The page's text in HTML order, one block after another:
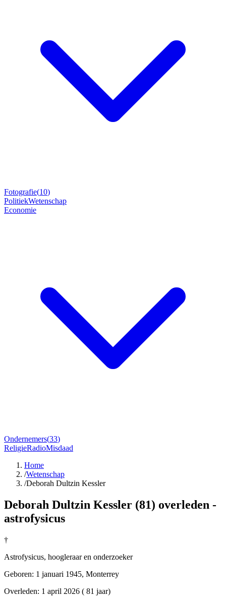
Fotografie(10)
PolitiekWetenschap
Economie
Ondernemers(33)
ReligieRadioMisdaad
Home
/Wetenschap
/Deborah Dultzin Kessler
Deborah Dultzin Kessler (81) overleden -
astrofysicus
†
Astrofysicus, hoogleraar en onderzoeker
Geboren: 1 januari 1945, Monterrey
Overleden: 1 april 2026 ( 81 jaar)